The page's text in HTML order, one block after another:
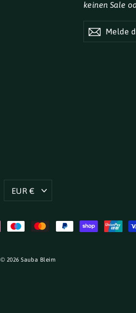
keinen Sale
MELDE
DICH
FÜR
Währung
EUR €
© 2026 Sauba Bleim